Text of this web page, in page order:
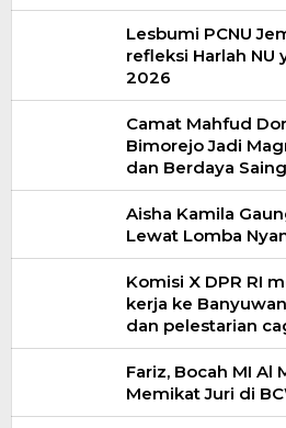
Lesbumi PCNU
refleksi Harlah NU
2026
Camat Mahfud
Bimorejo Jadi
dan Berdaya Saing
Aisha Kamila
Lewat Lomba
Komisi X DPR RI
kerja ke
dan pelestarian
Fariz, Bocah MI Al
Memikat Juri di